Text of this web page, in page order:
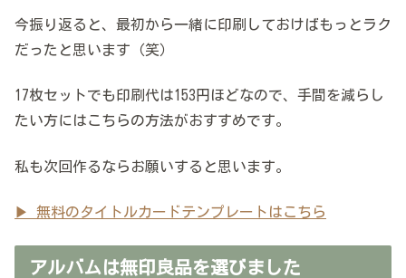
今振り返ると、最初から一緒に印刷しておけばもっとラク
だったと思います（笑）
17枚セットでも印刷代は153円ほどなので、手間を減らし
たい方にはこちらの方法がおすすめです。
私も次回作るならお願いすると思います。
▶ 無料のタイトルカードテンプレートはこちら
アルバムは無印良品を選びました